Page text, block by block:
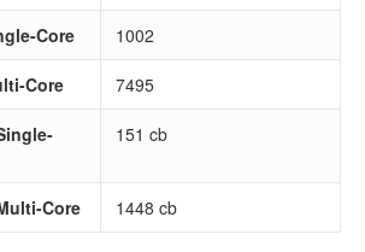
Core 1002
Core 7495
151 cb
Core 1448 cb